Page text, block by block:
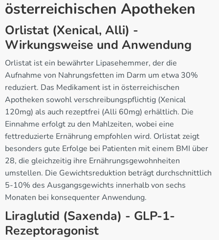
österreichischen Apotheken
Orlistat (Xenical, Alli) -
Wirkungsweise und Anwendung
Orlistat ist ein bewährter Lipasehemmer, der die
Aufnahme von Nahrungsfetten im Darm um etwa 30%
reduziert. Das Medikament ist in österreichischen
Apotheken sowohl verschreibungspflichtig (Xenical
120mg) als auch rezeptfrei (Alli 60mg) erhältlich. Die
Einnahme erfolgt zu den Mahlzeiten, wobei eine
fettreduzierte Ernährung empfohlen wird. Orlistat zeigt
besonders gute Erfolge bei Patienten mit einem BMI über
28, die gleichzeitig ihre Ernährungsgewohnheiten
umstellen. Die Gewichtsreduktion beträgt durchschnittlich
5-10% des Ausgangsgewichts innerhalb von sechs
Monaten bei konsequenter Anwendung.
Liraglutid (Saxenda) - GLP-1-
Rezeptoragonist